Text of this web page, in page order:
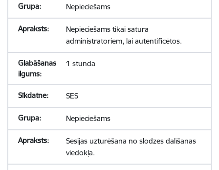
Nepieciešams
Nepieciešams tikai satura
administratoriem, lai autentificētos.
1 stunda
SES
Nepieciešams
Sesijas uzturēšana no slodzes dalīšanas
viedokļa.